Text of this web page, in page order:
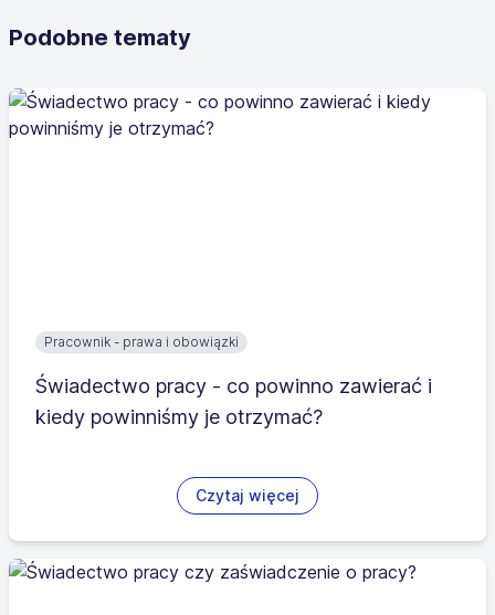
Podobne tematy
Pracownik - prawa i obowiązki
Świadectwo pracy - co powinno zawierać i
kiedy powinniśmy je otrzymać?
Czytaj więcej